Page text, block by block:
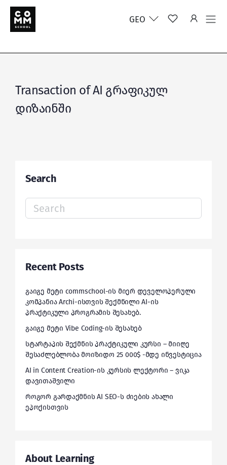
GEO
Transaction of AI გრაფიკულ
დიზაინში
Search
Search
for:
Recent Posts
გაიგე მეტი commschool-ის მიერ დეველოპერული
კომპანია Archi-ისთვის შექმნილი AI-ის
პრაქტიკული პროგრამის შესახებ.
გაიგე მეტი Vibe Coding-ის შესახებ
სტარტაპის შექმნის პრაქტიკული კურსი – მიიღე
შესაძლებლობა მოიზიდო 25 000$ -მდე ინვესტიცია
AI in Content Creation-ის კურსის ლექტორი – ვიკა
დავითაშვილი
როგორ გარდაქმნის AI SEO-ს ძიების ახალი
ეპოქისთვის
About Learning